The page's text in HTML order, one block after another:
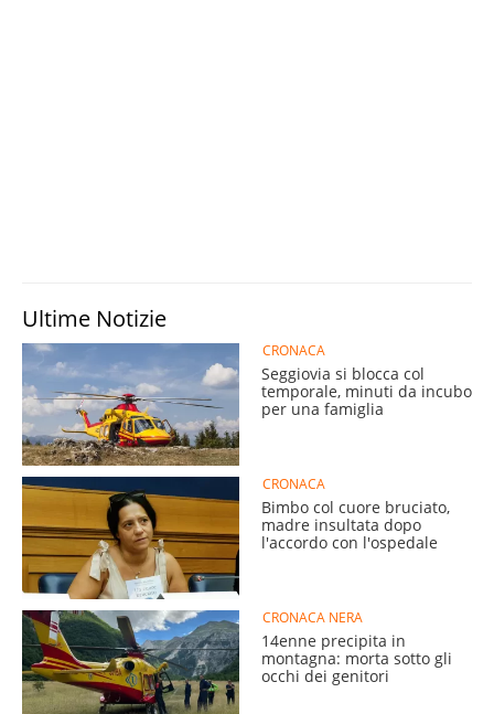
Ultime Notizie
CRONACA
Seggiovia si blocca col
temporale, minuti da incubo
per una famiglia
CRONACA
Bimbo col cuore bruciato,
madre insultata dopo
l'accordo con l'ospedale
CRONACA NERA
14enne precipita in
montagna: morta sotto gli
occhi dei genitori